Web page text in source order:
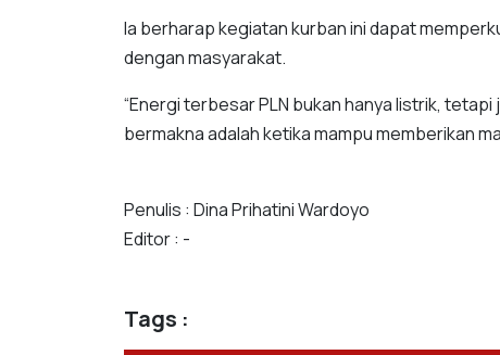
Ia berharap kegiatan kurban ini dapat
dengan masyarakat.
“Energi terbesar PLN bukan hanya listrik,
bermakna adalah ketika mampu memberikan
Penulis : Dina Prihatini Wardoyo
Editor : -
Tags :